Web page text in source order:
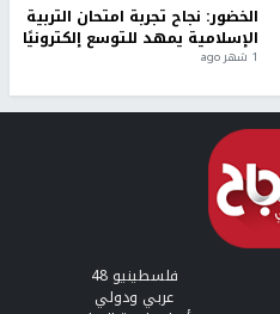
الخضور: نجاح تجربة امتحان التربية
الإسلامية يمهد للتوسع إلكترونيًا
1 شهر ago
فلسطينيو 48
عربي ودولي